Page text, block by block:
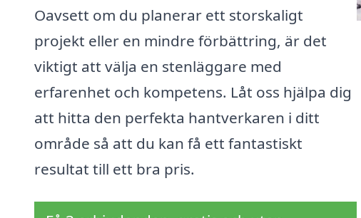
Oavsett om du planerar ett storskaligt
projekt eller en mindre förbättring, är det
viktigt att välja en stenläggare med
erfarenhet och kompetens. Låt oss hjälpa dig
att hitta den perfekta hantverkaren i ditt
område så att du kan få ett fantastiskt
resultat till ett bra pris.